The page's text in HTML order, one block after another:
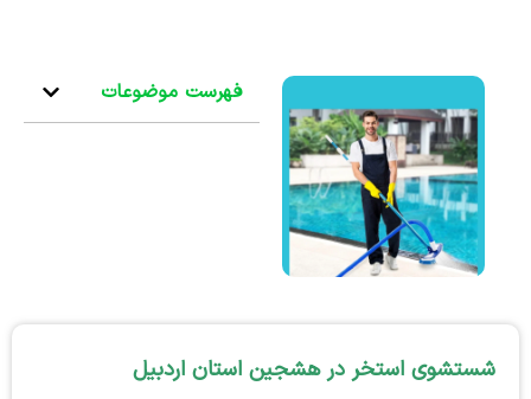
فهرست موضوعات
شستشوی استخر در هشجین استان اردبیل